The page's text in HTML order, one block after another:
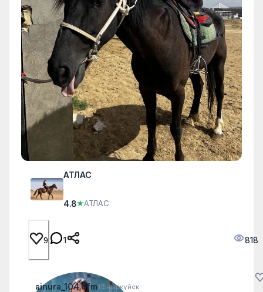
АТЛАС
4.8★АТЛАС
9 1 818
ainura_104.6fm13 қыркүйек